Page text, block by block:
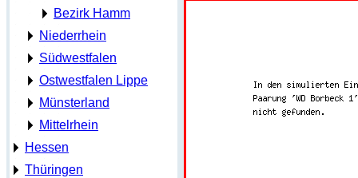
Bezirk Hamm
Niederrhein
Südwestfalen
Ostwestfalen Lippe
Münsterland
Mittelrhein
Hessen
Thüringen